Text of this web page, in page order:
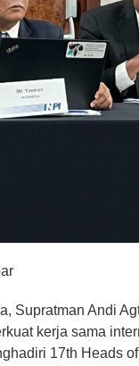
Supratman Andi
kerja sama
17th Heads